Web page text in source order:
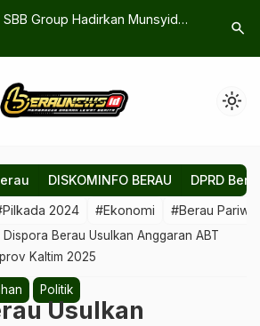
SBB Group Hadirkan Munsyid
Hijriah
Skripsi
Korban
search
light_mode
DISKOMINFO BERAU DPRD
2024 #Ekonomi #Berau
Dispora Berau Usulkan Anggaran ABT
Kaltim 2025
Politik
Usulkan